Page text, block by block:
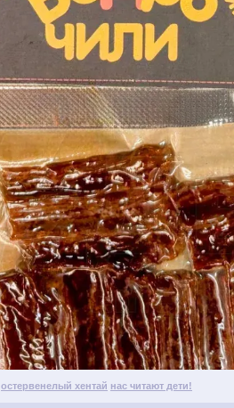
остервенелый хентай нас читают дети!